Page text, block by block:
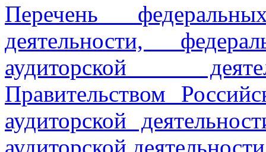
Перечень
деятельности,
аудиторской
Правительством
аудиторской
аудиторской деятельности